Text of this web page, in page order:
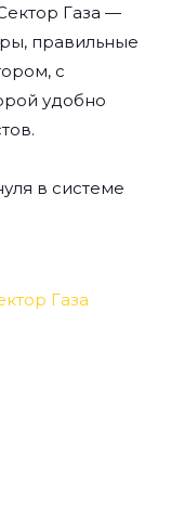
Газа —
правильные
с
удобно
в системе
Газа